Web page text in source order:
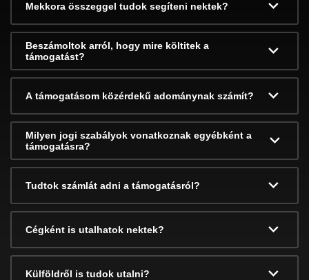
Mekkora összeggel tudok segíteni nektek?
Beszámoltok arról, hogy mire költitek a
támogatást?
A támogatásom közérdekű adománynak számít?
Milyen jogi szabályok vonatkoznak egyébként a
támogatásra?
Tudtok számlát adni a támogatásról?
Cégként is utalhatok nektek?
Külföldről is tudok utalni?